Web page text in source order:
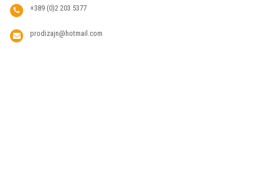
+389 (0)2 203 5377
prodizajn@hotmail.com